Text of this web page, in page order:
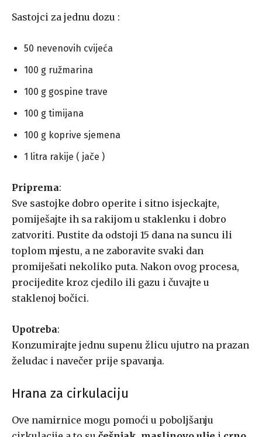
Sastojci za jednu dozu :
50 nevenovih cvijeća
100 g ružmarina
100 g gospine trave
100 g timijana
100 g koprive sjemena
1 litra rakije ( jače )
Priprema:
Sve sastojke dobro operite i sitno isjeckajte,
pomiješajte ih sa rakijom u staklenku i dobro
zatvoriti. Pustite da odstoji 15 dana na suncu ili
toplom mjestu, a ne zaboravite svaki dan
promiješati nekoliko puta. Nakon ovog procesa,
procijedite kroz cjedilo ili gazu i čuvajte u
staklenoj bočici.
Upotreba:
Konzumirajte jednu supenu žlicu ujutro na prazan
želudac i navečer prije spavanja.
Hrana za cirkulaciju
Ove namirnice mogu pomoći u poboljšanju